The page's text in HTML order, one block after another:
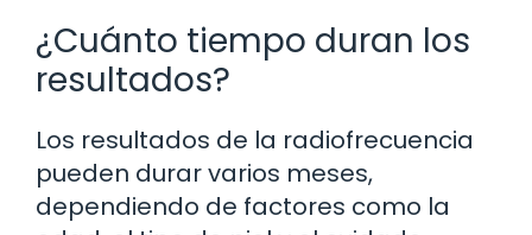
¿Cuánto tiempo duran los
resultados?
Los resultados de la radiofrecuencia
pueden durar varios meses,
dependiendo de factores como la